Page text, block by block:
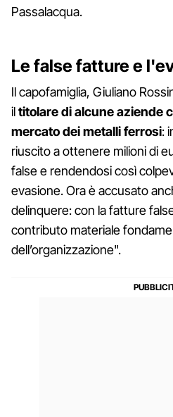
Passalacqua.
Le false fatture e
Il capofamiglia, Giuliano
iltitolare di alcune aziende
mercato dei metalli ferrosi:
riuscito a ottenere milioni di
false e rendendosi così
evasione. Ora è accusato
delinquere: con la fatture
contributo materiale
dell’organizzazione".